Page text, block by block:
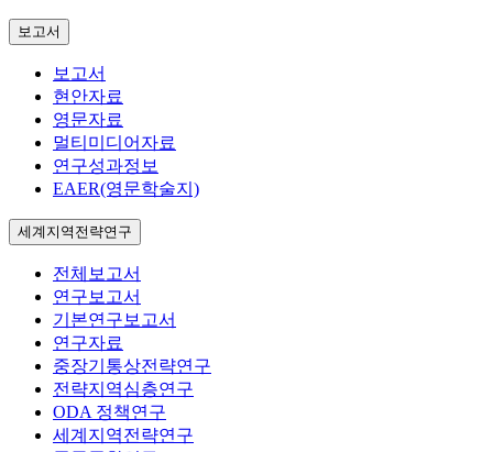
보고서
보고서
현안자료
영문자료
멀티미디어자료
연구성과정보
EAER(영문학술지)
세계지역전략연구
전체보고서
연구보고서
기본연구보고서
연구자료
중장기통상전략연구
전략지역심층연구
ODA 정책연구
세계지역전략연구